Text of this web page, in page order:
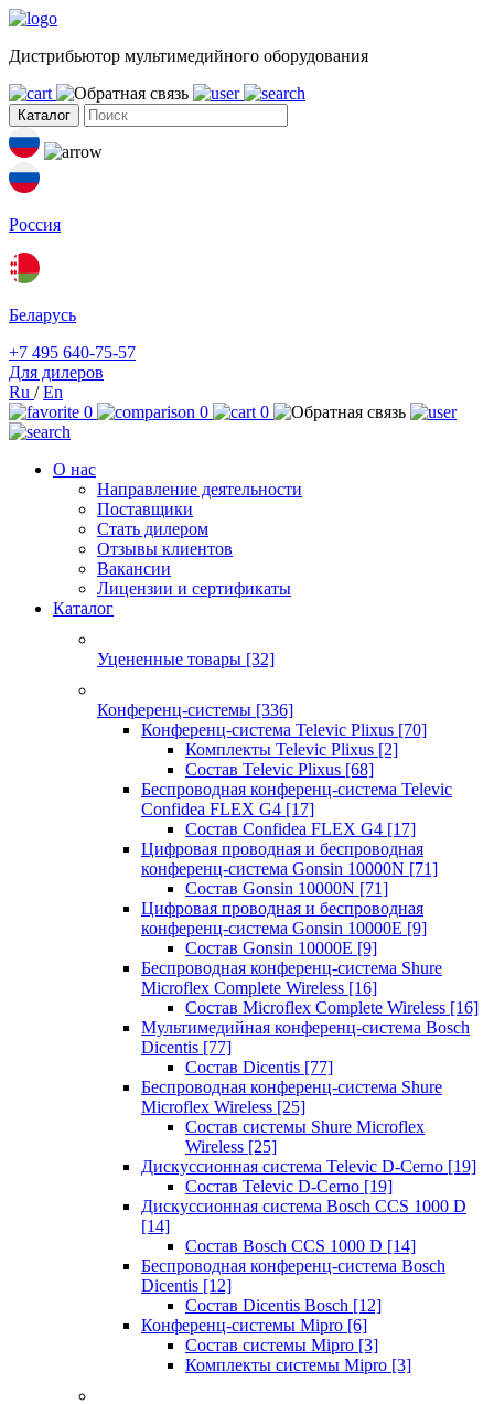
Дистрибьютор мультимедийного оборудования
Каталог
Россия
Беларусь
+7 495 640-75-57
Для дилеров
Ru /En
0
0 0
О нас
Направление деятельности
Поставщики
Стать дилером
Отзывы клиентов
Вакансии
Лицензии и сертификаты
Каталог
Уцененные товары [32]
Конференц-системы [336]
Конференц-система Televic Plixus [70]
Комплекты Televic Plixus [2]
Состав Televic Plixus [68]
Беспроводная конференц-система Televic
Confidea FLEX G4 [17]
Состав Confidea FLEX G4 [17]
Цифровая проводная и беспроводная
конференц-система Gonsin 10000N [71]
Состав Gonsin 10000N [71]
Цифровая проводная и беспроводная
конференц-система Gonsin 10000E [9]
Состав Gonsin 10000E [9]
Беспроводная конференц-система Shure
Microflex Complete Wireless [16]
Состав Microflex Complete Wireless [16]
Мультимедийная конференц-система Bosch
Dicentis [77]
Состав Dicentis [77]
Беспроводная конференц-система Shure
Microflex Wireless [25]
Состав системы Shure Microflex
Wireless [25]
Дискуссионная система Televic D-Cerno [19]
Состав Televic D-Cerno [19]
Дискуссионная система Bosch CCS 1000 D
[14]
Состав Bosch CCS 1000 D [14]
Беспроводная конференц-система Bosch
Dicentis [12]
Состав Dicentis Bosch [12]
Конференц-системы Mipro [6]
Состав системы Mipro [3]
Комплекты системы Mipro [3]